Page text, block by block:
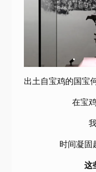
出土自宝鸡的国宝
在宝
时间凝固
这